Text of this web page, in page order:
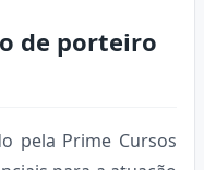
de porteiro
pela Prime Cursos